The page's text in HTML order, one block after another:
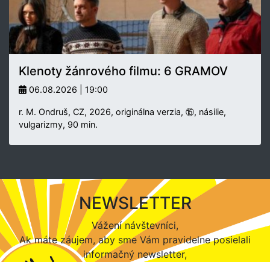
Klenoty žánrového filmu: 6 GRAMOV
06.08.2026 | 19:00
r. M. Ondruš, CZ, 2026, originálna verzia, ⑮, násilie,
vulgarizmy, 90 min.
NEWSLETTER
Vážení návštevníci,
Ak máte záujem, aby sme Vám pravidelne posielali
informačný newsletter,